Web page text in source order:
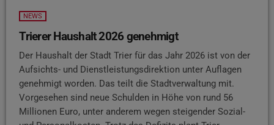
NEWS
Trierer Haushalt 2026 genehmigt
Der Haushalt der Stadt Trier für das Jahr 2026 ist von der
Aufsichts- und Dienstleistungsdirektion unter Auflagen
genehmigt worden. Das teilt die Stadtverwaltung mit.
Vorgesehen sind neue Schulden in Höhe von rund 56
Millionen Euro, unter anderem wegen steigender Sozial-